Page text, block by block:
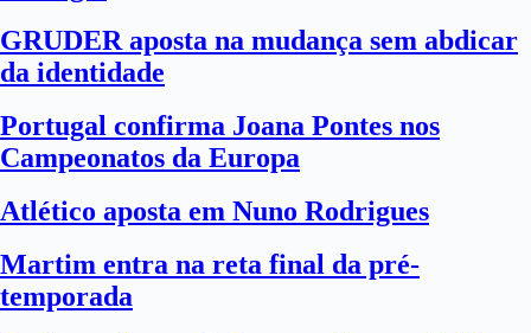
GRUDER aposta na mudança sem abdicar
da identidade
Portugal confirma Joana Pontes nos
Campeonatos da Europa
Atlético aposta em Nuno Rodrigues
Martim entra na reta final da pré-
temporada